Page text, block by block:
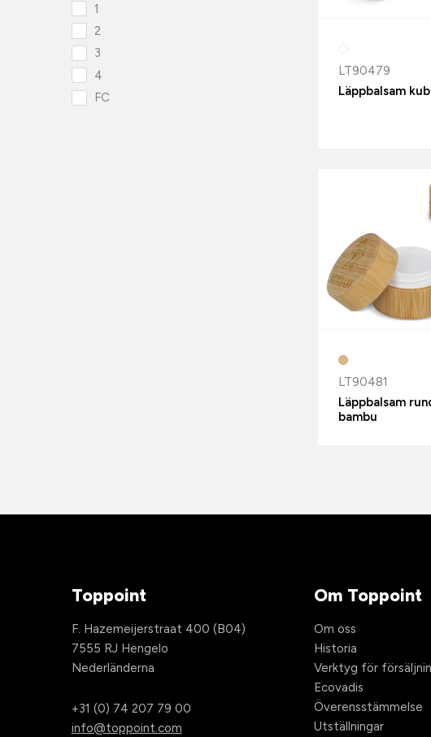
LT90479
Läppbalsam kub
LT90481
Läppbalsam
bambu
1
2
3
4
FC
Toppoint
F. Hazemeijerstraat 400 (B04)
7555 RJ Hengelo
Nederländerna
+31 (0) 74 207 79 00
info@toppoint.com
Om Toppoint
Om oss
Historia
Verktyg för
Ecovadis
Överensstämmelse
Utställningar